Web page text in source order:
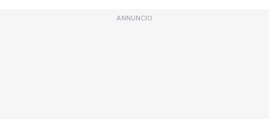
ANNUNCIO